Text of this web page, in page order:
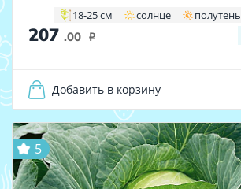
18-25 см солнце полутень
207 .00 i
Добавить в корзину
5